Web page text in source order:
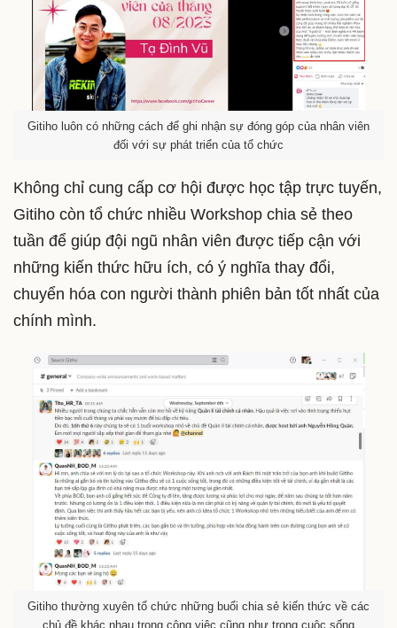
Gitiho luôn có những cách để ghi nhận sự đóng góp của nhân viên
đối với sự phát triển của tổ chức
Không chỉ cung cấp cơ hội được học tập trực tuyến,
Gitiho còn tổ chức nhiều Workshop chia sẻ theo
tuần để giúp đội ngũ nhân viên được tiếp cận với
những kiến thức hữu ích, có ý nghĩa thay đổi,
chuyển hóa con người thành phiên bản tốt nhất của
chính mình.
Gitiho thường xuyên tổ chức những buổi chia sẻ kiến thức về các
chủ đề khác nhau trong công việc cũng như trong cuộc sống